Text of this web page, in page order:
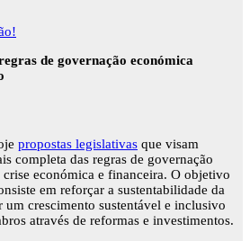
de governação económica
propostas legislativas que visam
completa das regras de governação
económica e financeira. O objetivo
em reforçar a sustentabilidade da
crescimento sustentável e inclusivo
através de reformas e investimentos.